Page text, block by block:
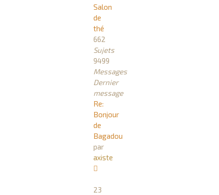
Salon
de
thé
662
Sujets
9499
Messages
Dernier
message
Re:
Bonjour
de
Bagadou
par
axiste
le
23